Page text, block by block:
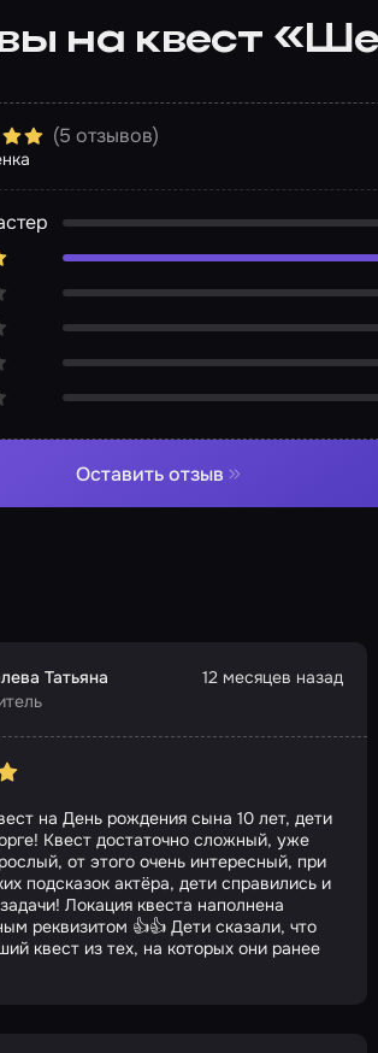
на квест
(5 отзывов)
Оставить отзыв
Татьяна
12 месяцев назад
на День рождения сына 10 лет, дети
Квест достаточно сложный, уже
от этого очень интересный, при
подсказок актёра, дети справились и
Локация квеста наполнена
реквизитом 👍👍 Дети сказали, что
квест из тех, на которых они ранее